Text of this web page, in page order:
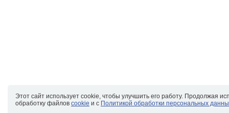
Этот сайт использует cookie, чтобы улучшить его работу. Продолжая
обработку файлов cookie и с Политикой обработки персональных